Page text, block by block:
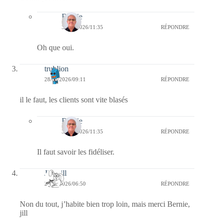
Bernie
31/05/2026/11:35 RÉPONDRE
Oh que oui.
trublion
28/05/2026/09:11 RÉPONDRE
il le faut, les clients sont vite blasés
Bernie
31/05/2026/11:35 RÉPONDRE
Il faut savoir les fidéliser.
Jill Bill
28/05/2026/06:50 RÉPONDRE
Non du tout, j’habite bien trop loin, mais merci Bernie,
jill